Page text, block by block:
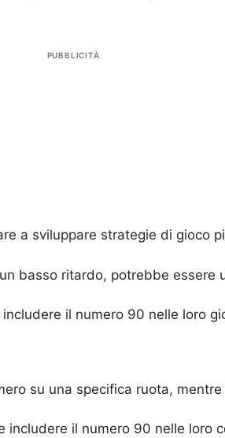
PUBBLICITÀ
a sviluppare strategie di gioco
basso ritardo, potrebbe essere
il numero 90 nelle loro
su una specifica ruota,
includere il numero 90 nelle loro